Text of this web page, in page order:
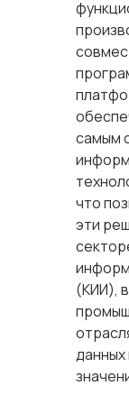
самым
что
эти
(КИИ),